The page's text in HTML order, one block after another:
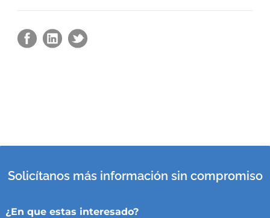
Solicítanos más información sin compromiso
¿En que estas interesado?